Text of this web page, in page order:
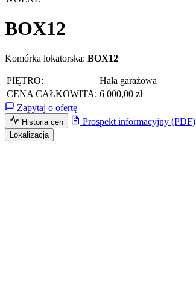
BOX12
Komórka lokatorska: BOX12
PIĘTRO:
Hala garażowa
CENA CAŁKOWITA: 6 000,00 zł
Zapytaj o ofertę
Historia cen Prospekt informacyjny (PDF)
Lokalizacja